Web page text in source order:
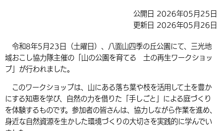
ふりがなをつける
よみあげる
言語を選択
英語（English） 中国語（簡体字）
中国語（繁体字） 韓国語（한국어）
届出・登録・証明 保険・年金
福祉・介護
税金 住宅・インフラ
環境・衛生 生涯学習・スポーツ・人権
事業者の方へ
入札・契約
農林水産業 税金
都市整備
施設情報 子どもを預ける
手当・助成 健康・医療
観光・移住
観光なび スポットを探す
市政情報
公開日 2026年05月25日
更新日 2026年05月26日
令和8年5月23日（土曜日）、八面山四季の丘公園にて、三光地
域おこし協力隊主催の「山の公園を育てる 土の再生ワークショッ
プ」が行われました。
このワークショップは、山にある落ち葉や枝を活用して土を豊か
にする知恵を学び、自然の力を借りた「手しごと」による庭づくり
を体験するものです。参加者の皆さんは、協力しながら作業を進め、
身近な自然資源を生かした環境づくりの大切さを実践的に学んでい